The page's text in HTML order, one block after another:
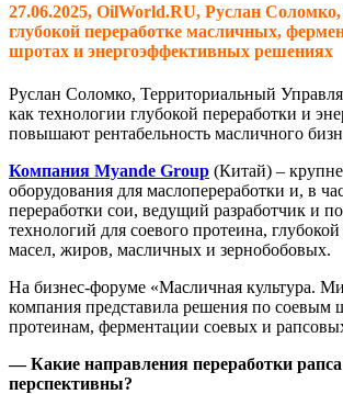
27.06.2025, OilWorld.RU, Руслан
глубокой переработке масличных,
шротах и энергоэффективных решениях
Руслан Соломко, Территориальный
как технологии глубокой переработки и
повышают рентабельность масличного
Компания Myande Group (Китай) –
оборудования для маслопереработки и, в
переработки сои, ведущий разработчик и
технологий для соевого протеина,
масел, жиров, масличных и зернобобовых.
На бизнес-форуме «Масличная культура.
компания представила решения по соевым
протеинам, ферментации соевых и
— Какие направления переработки рапса
перспективны?